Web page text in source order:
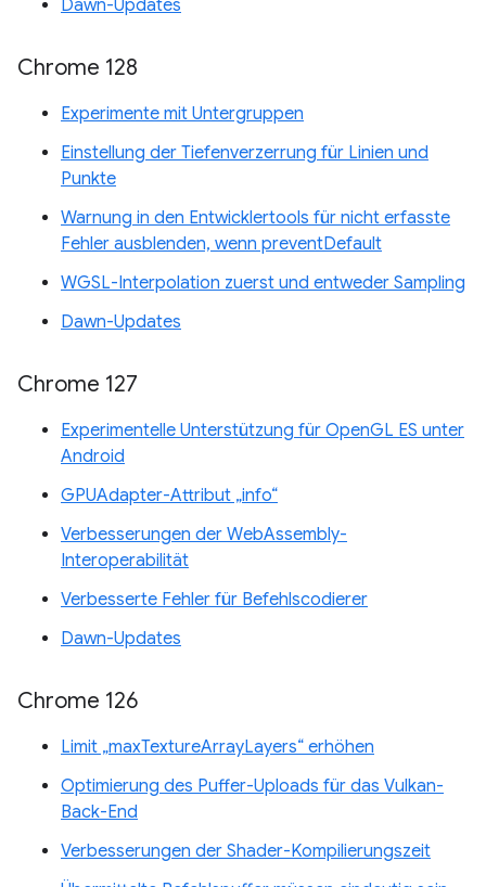
Dawn-Updates
Chrome 128
Experimente mit Untergruppen
Einstellung der Tiefenverzerrung für Linien und
Punkte
Warnung in den Entwicklertools für nicht erfasste
Fehler ausblenden, wenn preventDefault
WGSL-Interpolation zuerst und entweder Sampling
Dawn-Updates
Chrome 127
Experimentelle Unterstützung für OpenGL ES unter
Android
GPUAdapter-Attribut „info“
Verbesserungen der WebAssembly-
Interoperabilität
Verbesserte Fehler für Befehlscodierer
Dawn-Updates
Chrome 126
Limit „maxTextureArrayLayers“ erhöhen
Optimierung des Puffer-Uploads für das Vulkan-
Back-End
Verbesserungen der Shader-Kompilierungszeit